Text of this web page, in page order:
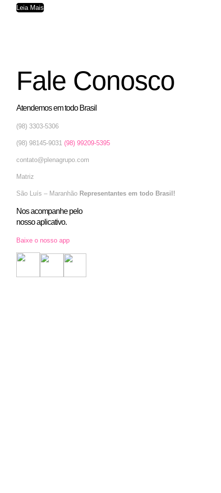
Leia Mais
Fale Conosco
Atendemos em todo Brasil
(98) 3303-5306
(98) 98145-9031 (98) 99209-5395
contato@plenagrupo.com
Matriz
São Luís – Maranhão Representantes em todo Brasil!
Nos acompanhe pelo
nosso aplicativo.
Baixe o nosso app